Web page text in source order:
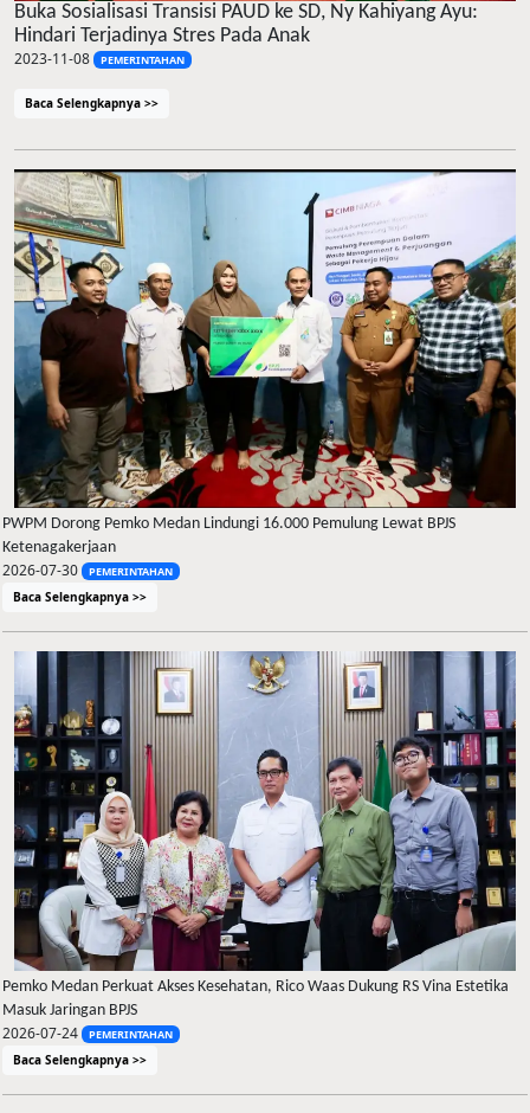
Buka Sosialisasi Transisi PAUD ke SD, Ny Kahiyang Ayu:
Hindari Terjadinya Stres Pada Anak
2023-11-08 PEMERINTAHAN
Baca Selengkapnya >>
PWPM Dorong Pemko Medan Lindungi 16.000 Pemulung Lewat BPJS
Ketenagakerjaan
2026-07-30 PEMERINTAHAN
Baca Selengkapnya >>
Pemko Medan Perkuat Akses Kesehatan, Rico Waas Dukung RS Vina Estetika
Masuk Jaringan BPJS
2026-07-24 PEMERINTAHAN
Baca Selengkapnya >>